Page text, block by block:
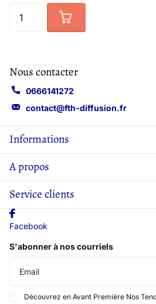
Informations
A propos
Service clients
Nous contacter
0666141272
contact@fth-diffusion.fr
Facebook
S'abonner à nos courriels
Découvrez en Avant Première Nos